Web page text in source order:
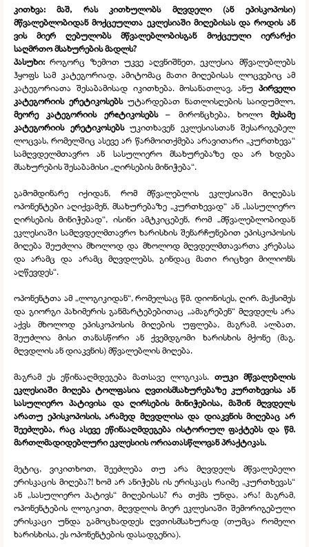
კითხვა: მაშ, რას კითხულობს მღვდელი (ან ეპისკოპოსი)
მწვალებლობიდან მოქცეულთა ეკლესიაში მიღებისას და როდის ან
ვის მიერ ღებულობს მწვალებლობისგან მოქცეული იერარქი
საღმრთო მსახურების მადლს?
პასუხი: როგორც ზემოთ უკვე აღვნიშნეთ, ეკლესია მწვალებლებს
ჰყოფს სამ კატეგორიად, ამიტომაც მათი მიღებისას ლოცვებიც ამ
კატეგორიათა შესაბამისად იკითხება. მოსანათლავ, ანუ პირველი
კატეგორიის ერეტიკოსებს უტარდებათ ნათლისღების საიდუმლო,
მეორე კატეგორიის ერеტიკოსებს
– მირონცხება, ხოლო
მესამე
კატეგორიის ერეტიკოსებს უკითხავენ ეკლესიასთან შესარიგებელ
ლოცვას, რომელშიც ასევე არ წარმოითქმება არავითარი „კურთხევა“
სამღვდელმთავრო ან სასულიერო მსახურებაზე და არ ხდება
მსახურების შესაბამისი „ღირსების მინიჭება“.
გამომდინარე იქიდან, რომ მწვალებლის ეკლესიაში მიღებას
ოპონენტები აღიქვამენ, მსახურებაზე „კურთხევად“ ან „სასულიერო
ღირსების მინიჭებად“, ისინი ამტკიცებენ, რომ „მწვალებლობიდან
ეკლესიაში სამღვდელმთავრო ხარისხის შენარჩუნებით ეპისკოპოსის
მიღება შეუძლია მხოლოდ და მხოლოდ მღვდელმთავართა კრებასა
და არამც და არამც მღვდლებს, გინდაც მათი რიცხვი მილიონს
აღწევდეს“.
ოპონენტთა ამ „ლოგიკიდან“, რომელსაც წმ. დიონისეს, ღირ. მაქსიმეს
და გიორგი პახიმერის განმარტებებითაც „ამაგრებენ“ მღვდელს არა
აქვს მხოლოდ ეპისკოპოსის მიღების უფლება, მაგრამ, ალბათ,
შეუძლია მისი თანასწორი ან ქვემდგომი ხარისხის მქონე (მაგ.
მღვდლის ან დიაკვნის) მწვალებლის მიღება.
მაგრამ ეს ეწინააღმდეგება მათსავე ლოგიკას. თუკი მწვალებლის
ეკლესიაში მიღება ტოლფასია ღვთისმსახურებაზე კურთხევისა ან
სასულიერო პატივისა და ღირსების მინიჭებისა, მაშინ მღვდელს
არათუ ეპისკოპოსის, არამედ მღვდლისა და დიაკვნის მიღებაც არ
შეეძლება, რაც ასევე ეწინააღმდეგება ისტორიულ ფაქტებს და წმ.
მართლმადიდებლური ეკლესიის ორიათასწლოვან პრაქტიკას.
მეტიც, ვიკითხოთ, შეეძლება თუ არა მღვდელს მწვალებელი
ერისკაცის მიღება?! ხომ არ ანიჭებს ის ერისკაცს რაიმე „კურთხევას“
ან „სასულიერო პატივს“ მიღებისას? რა თქმა უნდა, არა! მაგრამ,
ოპონენტების ლოგიკით, მღვდლის მიერ ეკლესიაში შემორიგებული
ერისკაცი უნდა გამოცხადდეს ღვთისმსახურად (თუმცა რომელი
ხარისხისა, ეს ოპონენტების დასადგენია).